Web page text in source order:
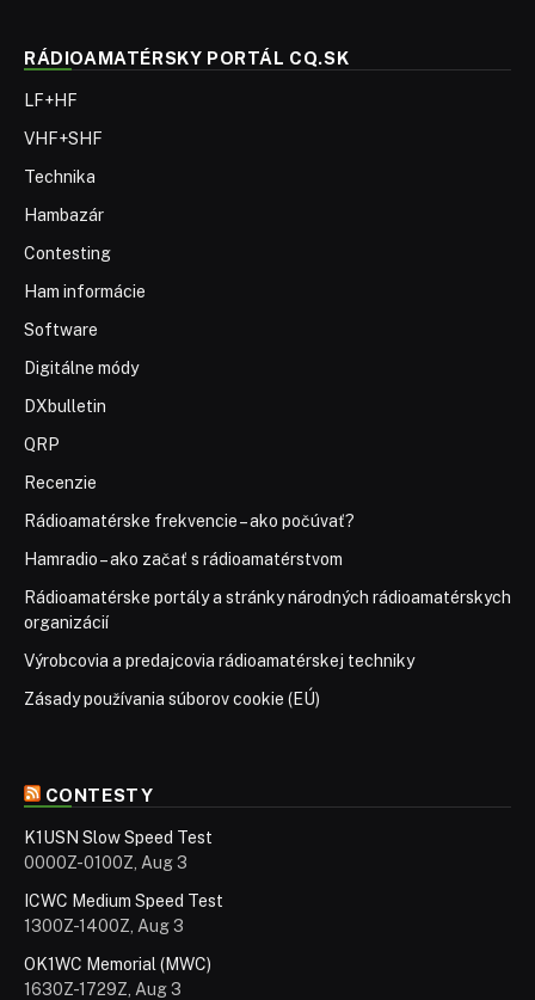
RÁDIOAMATÉRSKY PORTÁL CQ.SK
LF+HF
VHF+SHF
Technika
Hambazár
Contesting
Ham informácie
Software
Digitálne módy
DXbulletin
QRP
Recenzie
Rádioamatérske frekvencie – ako počúvať?
Hamradio – ako začať s rádioamatérstvom
Rádioamatérske portály a stránky národných rádioamatérskych
organizácií
Výrobcovia a predajcovia rádioamatérskej techniky
Zásady používania súborov cookie (EÚ)
CONTESTY
K1USN Slow Speed Test
0000Z-0100Z, Aug 3
ICWC Medium Speed Test
1300Z-1400Z, Aug 3
OK1WC Memorial (MWC)
1630Z-1729Z, Aug 3